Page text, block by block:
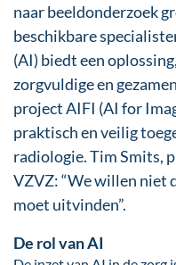
naar beeldonderzoek
beschikbare
(AI) biedt een
zorgvuldige en
project AIFI (AI for
praktisch en veilig
radiologie. Tim Smits,
VZVZ: “We willen niet
moet uitvinden”.
De rol van AI